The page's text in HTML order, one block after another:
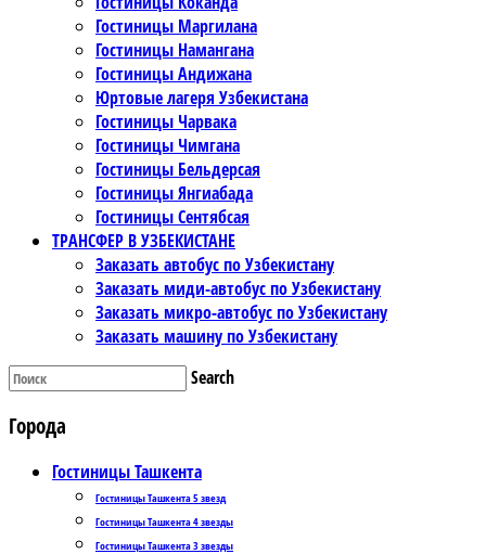
Гостиницы Маргилана
Гостиницы Намангана
Гостиницы Андижана
Юртовые лагеря Узбекистана
Гостиницы Чарвака
Гостиницы Чимгана
Гостиницы Бельдерсая
Гостиницы Янгиабада
Гостиницы Сентябсая
ТРАНСФЕР В УЗБЕКИСТАНЕ
Заказать автобус по Узбекистану
Заказать миди-автобус по Узбекистану
Заказать микро-автобус по Узбекистану
Заказать машину по Узбекистану
Search
Города
Гостиницы Ташкента
Гостиницы Ташкента 5 звезд
Гостиницы Ташкента 4 звезды
Гостиницы Ташкента 3 звезды